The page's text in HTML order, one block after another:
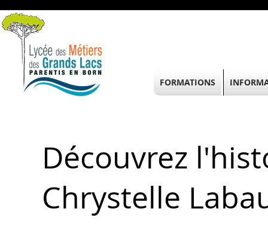
Découvrez
Chrystelle
FORMATIONS